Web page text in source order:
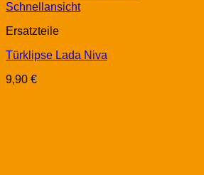
Schnellansicht
Ersatzteile
Türklipse Lada Niva
9,90 €